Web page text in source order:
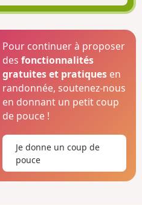
Pour continuer à proposer
desfonctionnalités
gratuites et pratiques en
randonnée, soutenez-nous
en donnant un petit coup
de pouce !
Je donne un coup de
pouce